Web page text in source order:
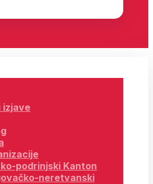
izjave
podrinjski Kanton
neretvanski